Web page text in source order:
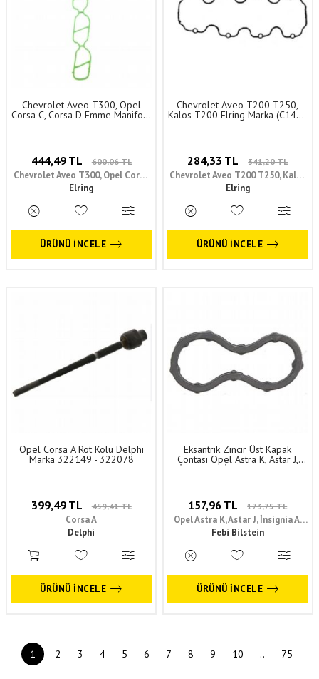
Chevrolet Aveo T300, Opel
Corsa C, Corsa D Emme Manifold
444,49 TL 600,06 TL
Chevrolet Aveo T300, Opel Corsa
C, Corsa D
Elring
ÜRÜNÜ İNCELE
Chevrolet Aveo T200 T250,
Kalos T200 Elring Marka (C14Se
1.4 8V) Elring Marka 638260 -
284,33 TL 341,20 TL
Chevrolet Aveo T200 T250, Kalos
T200
Elring
ÜRÜNÜ İNCELE
Opel Corsa A Rot Kolu Delphı
Marka 322149 - 322078
399,49 TL 459,41 TL
Corsa A
Delphi
ÜRÜNÜ İNCELE
Eksantrik Zincir Üst Kapak
Contası Opel Astra K, Astar J,
İnsignia A, İnsignia B, Mokka
157,96 TL 173,75 TL
Opel Astra K, Astar J, İnsignia A,
İnsignia B, Mokka
Febi Bilstein
ÜRÜNÜ İNCELE
1 2 3 4 5 6 7 8 9 10 .. 75